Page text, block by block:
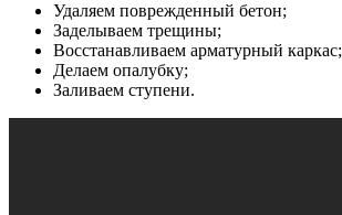
Удаляем поврежденный бетон;
Заделываем трещины;
Восстанавливаем арматурный каркас;
Делаем опалубку;
Заливаем ступени.